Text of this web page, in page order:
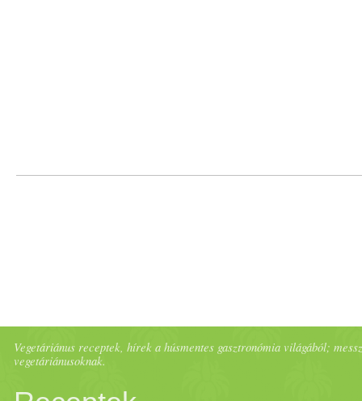
Vegetáriánus receptek, hírek a húsmentes gasztronómia világából;
vegetáriánusoknak.